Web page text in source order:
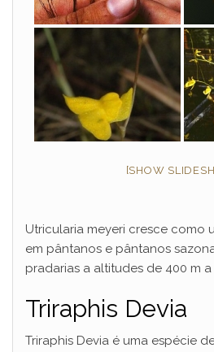
[SHOW
Utricularia meyeri cresce como
em pântanos e pântanos
pradarias a altitudes de 400 m
Triraphis Devia
Triraphis Devia é uma espécie